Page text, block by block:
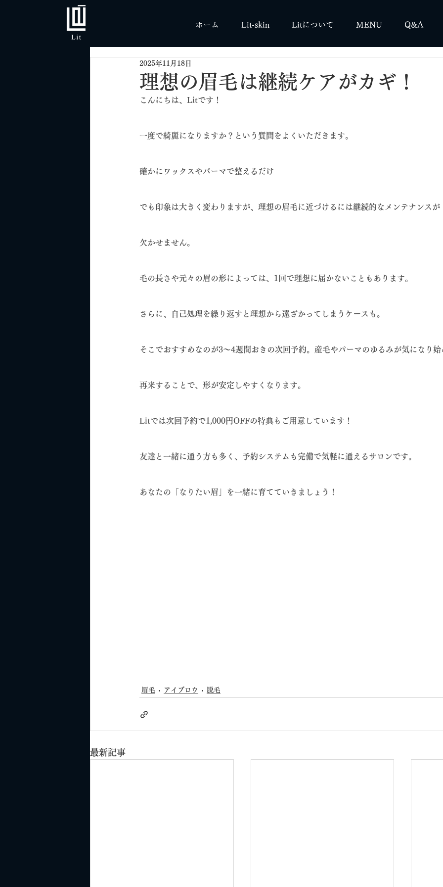
ホーム Lit-skin Litについて MENU Q&A
理想の眉毛は継続ケアがカギ！
2025年11月18日
こんにちは、Litです！
一度で綺麗になりますか？という質問をよくいただきます。
確かにワックスやパーマで整えるだけ
でも印象は大きく変わりますが、理想の眉毛に近づけるには継続的なメンテナンスが
欠かせません。
毛の長さや元々の眉の形によっては、1回で理想に届かないこともあります。
さらに、自己処理を繰り返すと理想から遠ざかってしまうケースも。
そこでおすすめなのが3～4週間おきの次回予約。産毛やパーマのゆるみが気になり始
再来することで、形が安定しやすくなります。
Litでは次回予約で1,000円OFFの特典もご用意しています！
友達と一緒に通う方も多く、予約システムも完備で気軽に通えるサロンです。
あなたの「なりたい眉」を一緒に育てていきましょう！
眉毛 アイブロウ 脱毛
最新記事